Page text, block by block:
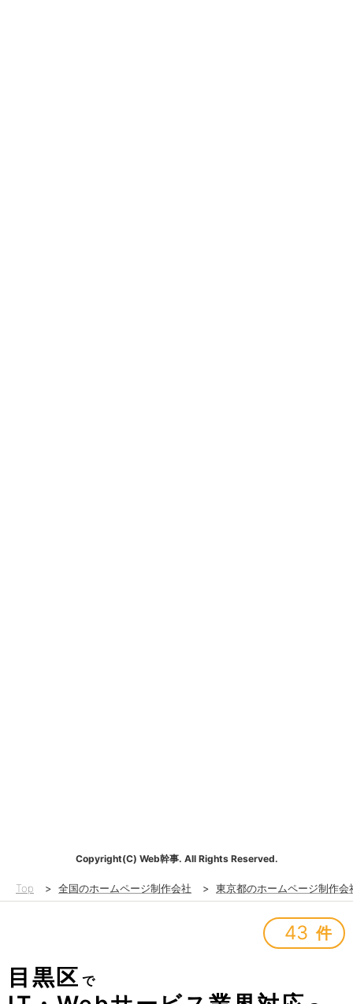
Copyright(C) Web幹事. All Rights Reserved.
Top > 全国のホームページ制作会社 > 東京都のホームページ制作会
43 件
目黒区 で